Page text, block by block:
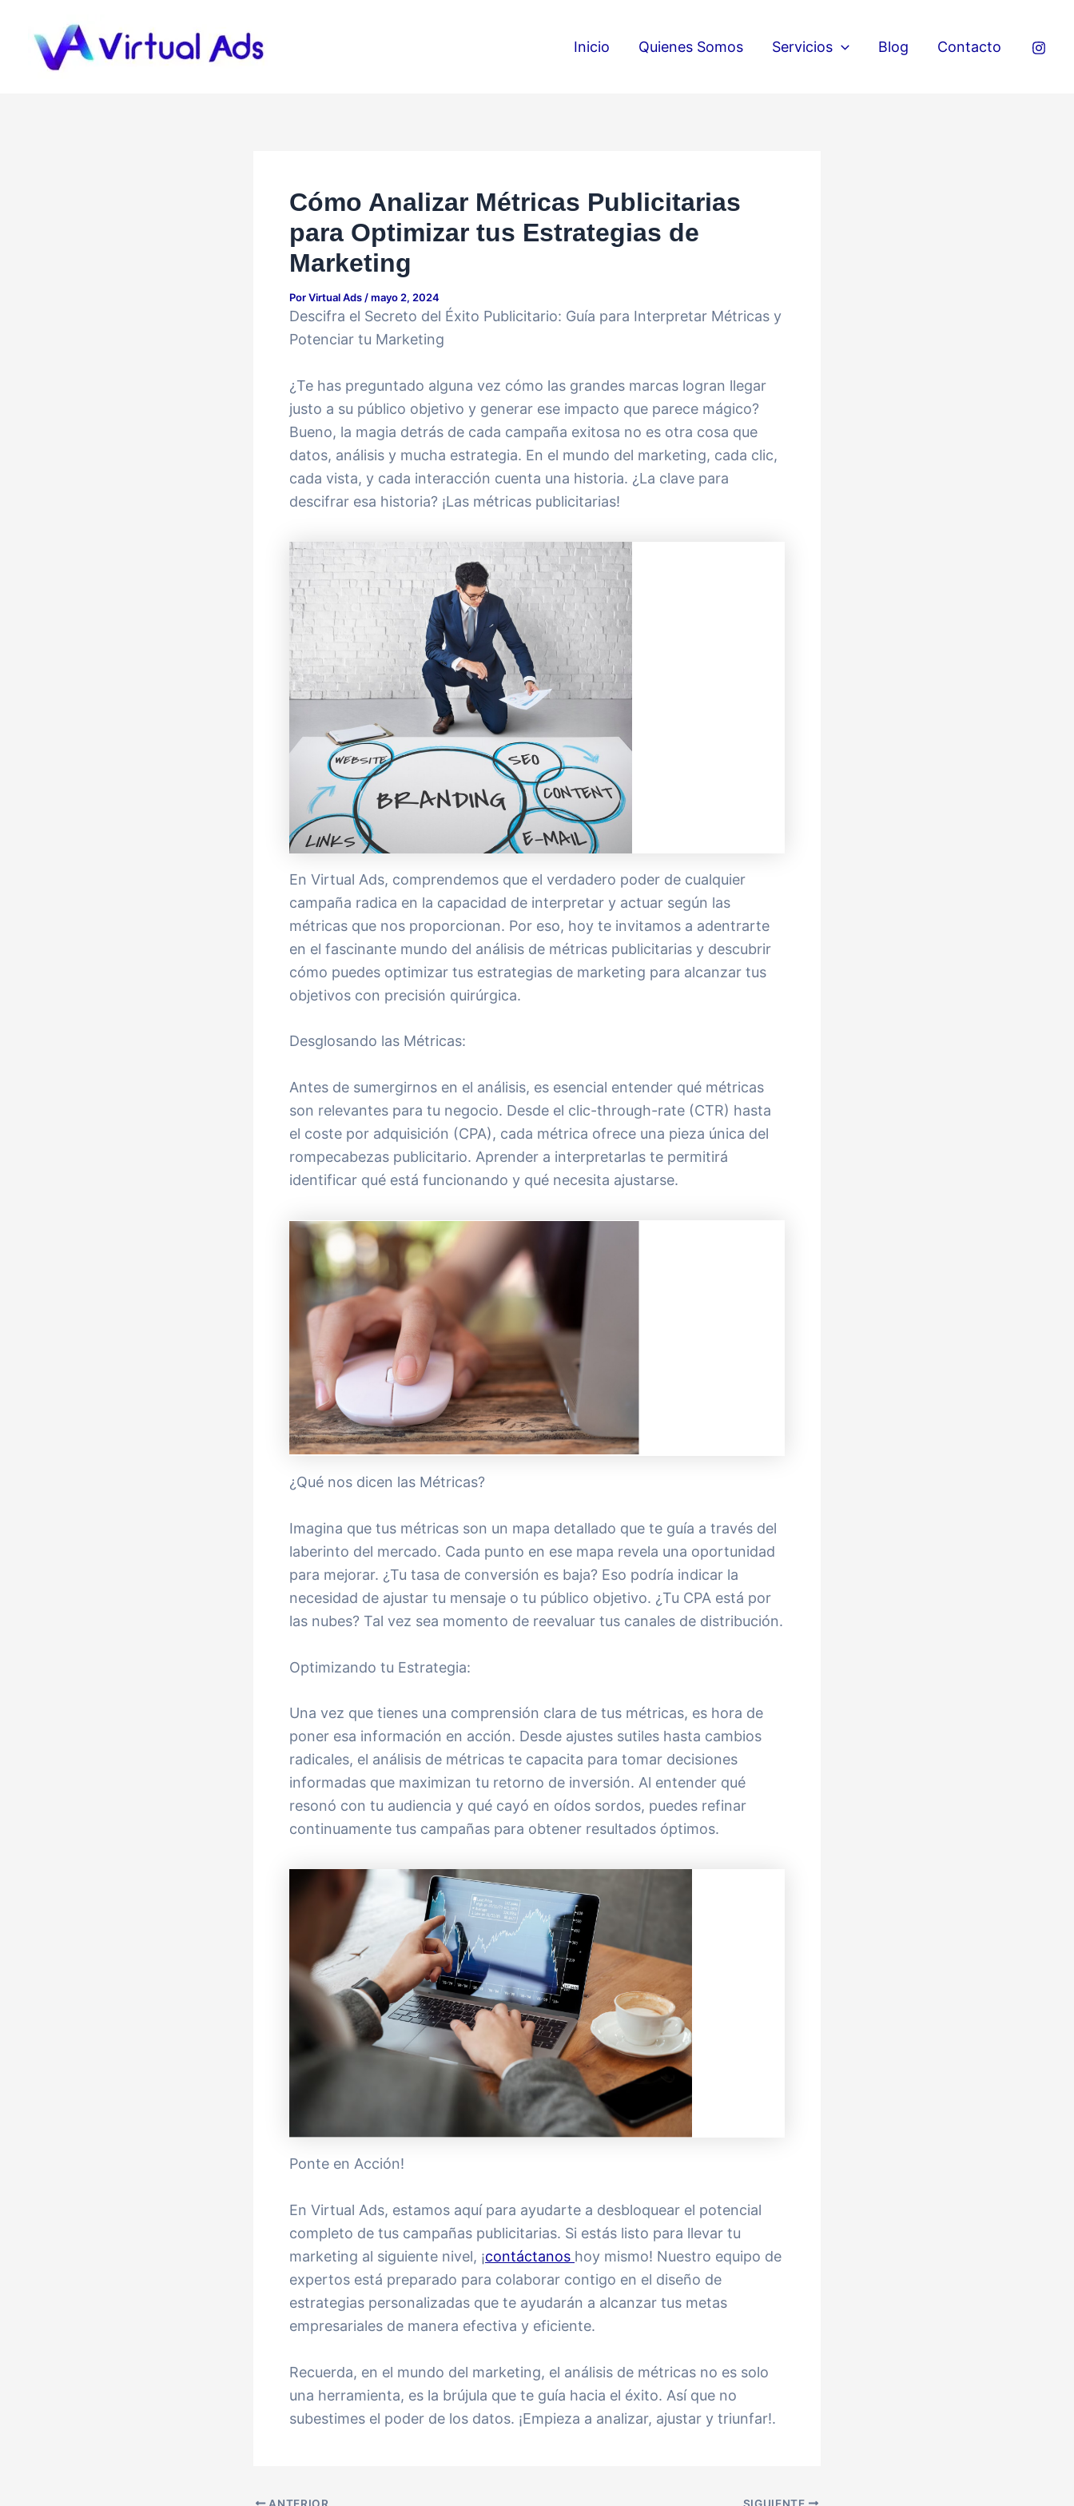
contenido
Inicio Quienes Somos Servicios Blog Contacto
Cómo Analizar Métricas Publicitarias
para Optimizar tus Estrategias de
Marketing
PorVirtual Ads /mayo 2, 2024
Descifra el Secreto del Éxito Publicitario: Guía para Interpretar Métricas y
Potenciar tu Marketing
¿Te has preguntado alguna vez cómo las grandes marcas logran llegar
justo a su público objetivo y generar ese impacto que parece mágico?
Bueno, la magia detrás de cada campaña exitosa no es otra cosa que
datos, análisis y mucha estrategia. En el mundo del marketing, cada clic,
cada vista, y cada interacción cuenta una historia. ¿La clave para
descifrar esa historia? ¡Las métricas publicitarias!
En Virtual Ads, comprendemos que el verdadero poder de cualquier
campaña radica en la capacidad de interpretar y actuar según las
métricas que nos proporcionan. Por eso, hoy te invitamos a adentrarte
en el fascinante mundo del análisis de métricas publicitarias y descubrir
cómo puedes optimizar tus estrategias de marketing para alcanzar tus
objetivos con precisión quirúrgica.
Desglosando las Métricas:
Antes de sumergirnos en el análisis, es esencial entender qué métricas
son relevantes para tu negocio. Desde el clic-through-rate (CTR) hasta
el coste por adquisición (CPA), cada métrica ofrece una pieza única del
rompecabezas publicitario. Aprender a interpretarlas te permitirá
identificar qué está funcionando y qué necesita ajustarse.
¿Qué nos dicen las Métricas?
Imagina que tus métricas son un mapa detallado que te guía a través del
laberinto del mercado. Cada punto en ese mapa revela una oportunidad
para mejorar. ¿Tu tasa de conversión es baja? Eso podría indicar la
necesidad de ajustar tu mensaje o tu público objetivo. ¿Tu CPA está por
las nubes? Tal vez sea momento de reevaluar tus canales de distribución.
Optimizando tu Estrategia:
Una vez que tienes una comprensión clara de tus métricas, es hora de
poner esa información en acción. Desde ajustes sutiles hasta cambios
radicales, el análisis de métricas te capacita para tomar decisiones
informadas que maximizan tu retorno de inversión. Al entender qué
resonó con tu audiencia y qué cayó en oídos sordos, puedes refinar
continuamente tus campañas para obtener resultados óptimos.
Ponte en Acción!
En Virtual Ads, estamos aquí para ayudarte a desbloquear el potencial
completo de tus campañas publicitarias. Si estás listo para llevar tu
marketing al siguiente nivel, ¡contáctanos hoy mismo! Nuestro equipo de
expertos está preparado para colaborar contigo en el diseño de
estrategias personalizadas que te ayudarán a alcanzar tus metas
empresariales de manera efectiva y eficiente.
Recuerda, en el mundo del marketing, el análisis de métricas no es solo
una herramienta, es la brújula que te guía hacia el éxito. Así que no
subestimes el poder de los datos. ¡Empieza a analizar, ajustar y triunfar!.
ANTERIOR SIGUIENTE